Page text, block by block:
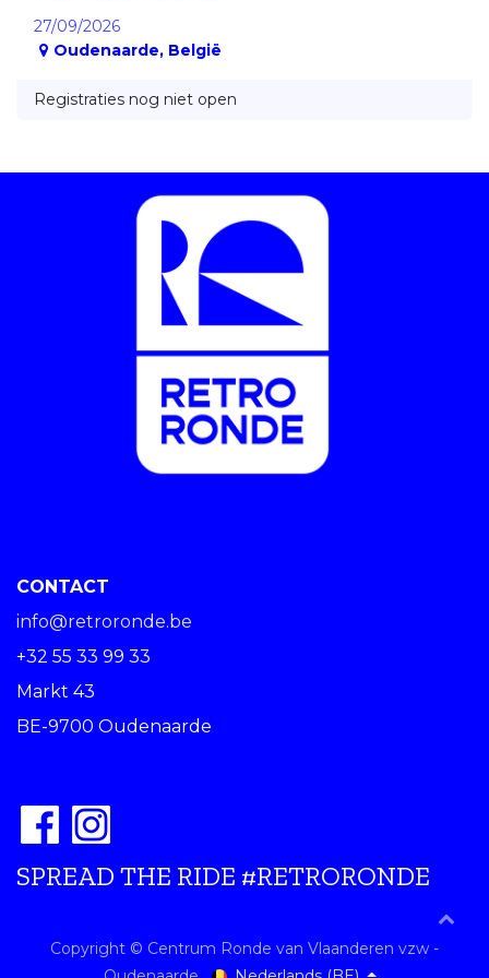
27/09/2026
Oudenaarde, België
Registraties nog niet open
CONTACT
info@retroronde.be
+32 55 33 99 33
Markt 43
BE-9700 Oudenaarde
SPREAD THE RIDE #RETRORONDE
Copyright © Centrum Ronde van Vlaanderen vzw -